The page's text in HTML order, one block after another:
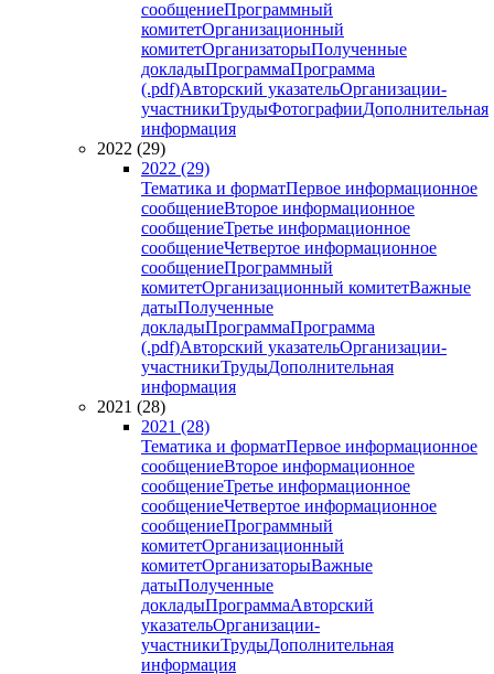
сообщениеПрограммный
комитетОрганизационный
комитетОрганизаторыПолученные
докладыПрограммаПрограмма
(.pdf)Авторский указательОрганизации-
участникиТрудыФотографииДополнительная
информация
2022 (29)
2022 (29)
Тематика и форматПервое информационное
сообщениеВторое информационное
сообщениеТретье информационное
сообщениеЧетвертое информационное
сообщениеПрограммный
комитетОрганизационный комитетВажные
датыПолученные
докладыПрограммаПрограмма
(.pdf)Авторский указательОрганизации-
участникиТрудыДополнительная
информация
2021 (28)
2021 (28)
Тематика и форматПервое информационное
сообщениеВторое информационное
сообщениеТретье информационное
сообщениеЧетвертое информационное
сообщениеПрограммный
комитетОрганизационный
комитетОрганизаторыВажные
датыПолученные
докладыПрограммаАвторский
указательОрганизации-
участникиТрудыДополнительная
информация